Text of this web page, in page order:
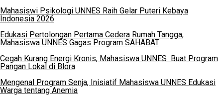
Mahasiswi Psikologi UNNES Raih Gelar Puteri Kebaya
Indonesia 2026
Edukasi Pertolongan Pertama Cedera Rumah Tangga,
Mahasiswa UNNES Gagas Program SAHABAT
Cegah Kurang Energi Kronis, Mahasiswa UNNES Buat Program
Pangan Lokal di Blora
Mengenal Program Senja, Inisiatif Mahasiswa UNNES Edukasi
Warga tentang Anemia